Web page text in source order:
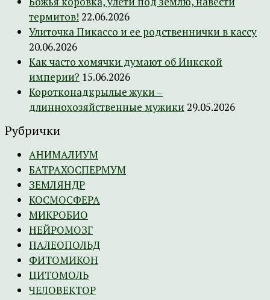
термитов! 22.06.2026
Улиточка Пикассо и ее родственнички в кассу
20.06.2026
Как часто хомячки думают об Инкской
империи? 15.06.2026
Коротконадкрылые жуки –
длиннохозяйственные мужики 29.05.2026
Рубрички
АНИМАЛИУМ
БАТРАХОСПЕРМУМ
ЗЕМЛЯНДР
КОСМОСФЕРА
МИКРОБИО
НЕЙРОМОЗГ
ПАЛЕОПОЛЬД
ФИТОМИКОН
ЦИТОМОЛЬ
ЧЕЛОВЕКТОР